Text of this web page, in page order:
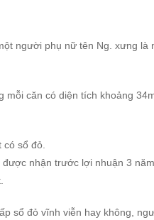
người phụ nữ tên Ng. xưng
căn có diện tích khoảng
sổ đỏ.
nhận trước lợi nhuận 3
sổ đỏ vĩnh viễn hay không,